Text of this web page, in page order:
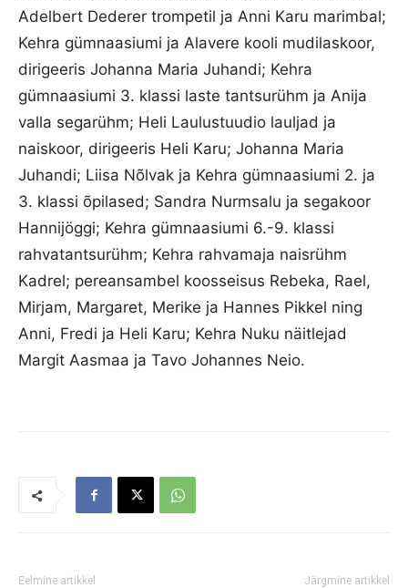
Adelbert Dederer trompetil ja Anni Karu marimbal;
Kehra gümnaasiumi ja Alavere kooli mudilaskoor,
dirigeeris Johanna Maria Juhandi; Kehra
gümnaasiumi 3. klassi laste tantsurühm ja Anija
valla segarühm; Heli Laulustuudio lauljad ja
naiskoor, dirigeeris Heli Karu; Johanna Maria
Juhandi; Liisa Nõlvak ja Kehra gümnaasiumi 2. ja
3. klassi õpilased; Sandra Nurmsalu ja segakoor
Hannijöggi; Kehra gümnaasiumi 6.-9. klassi
rahvatantsurühm; Kehra rahvamaja naisrühm
Kadrel; pereansambel koosseisus Rebeka, Rael,
Mirjam, Margaret, Merike ja Hannes Pikkel ning
Anni, Fredi ja Heli Karu; Kehra Nuku näitlejad
Margit Aasmaa ja Tavo Johannes Neio.
Eelmine artikkel Järgmine artikkel